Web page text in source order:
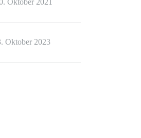
Oktober 2023